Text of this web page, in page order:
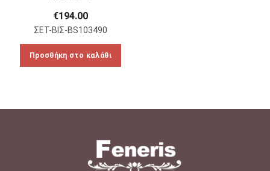
€194.00
ΣΕΤ-ΒΙΣ-BS103490
Προσθήκη στο καλάθι